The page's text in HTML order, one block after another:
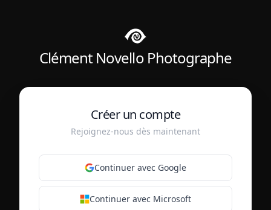
Clément Novello Photographe
Créer un compte
Rejoignez-nous dès maintenant
Continuer avec Google
Continuer avec Microsoft